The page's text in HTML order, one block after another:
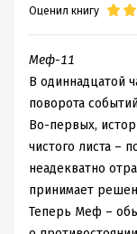
Оценил книгу
Меф-11
В одиннадцатой
поворота
Во-первых,
чистого листа –
неадекватно
принимает
Теперь Меф –